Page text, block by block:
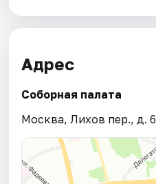
Адрес
Соборная палата
Москва, Лихов пер., д. 6